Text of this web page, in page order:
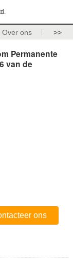
Over ons >>
Permanente
van de
ons